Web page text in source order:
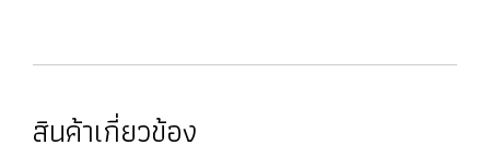
สินค้าเกี่ยวข้อง